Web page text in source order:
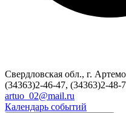
Свердловская обл., г.
(34363)2-46-47, (34363)2-48-
artuo_02@mail.ru
Календарь событий